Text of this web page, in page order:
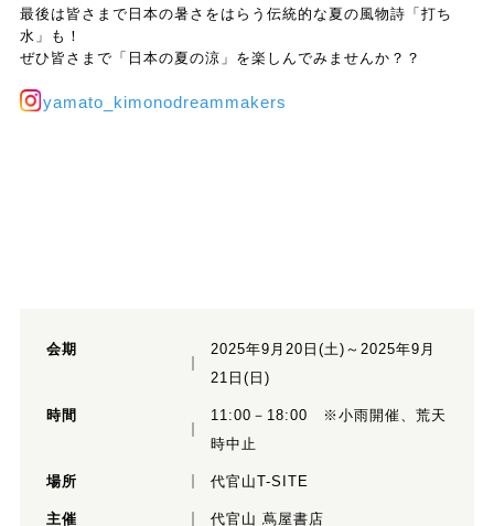
最後は皆さまで日本の暑さをはらう伝統的な夏の風物詩「打ち
水」も！
ぜひ皆さまで「日本の夏の涼」を楽しんでみませんか？？
yamato_kimonodreammakers
会期
2025年9月20日(土)～2025年9月
21日(日)
時間
11:00－18:00 ※小雨開催、荒天
時中止
場所 代官山T-SITE
主催 代官山 蔦屋書店